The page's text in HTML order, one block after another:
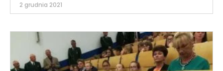
2 grudnia 2021